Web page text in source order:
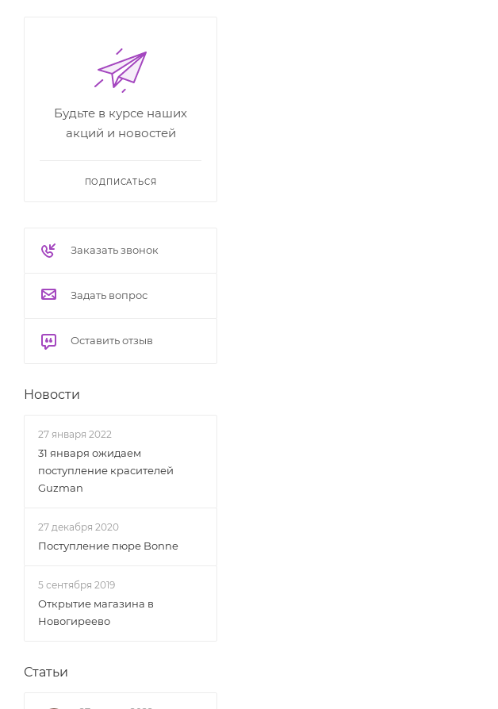
Будьте в курсе наших
акций и новостей
ПОДПИСАТЬСЯ
Заказать звонок
Задать вопрос
Оставить отзыв
Новости
27 января 2022
31 января ожидаем
поступление красителей
Guzman
27 декабря 2020
Поступление пюре Bonne
5 сентября 2019
Открытие магазина в
Новогиреево
Статьи